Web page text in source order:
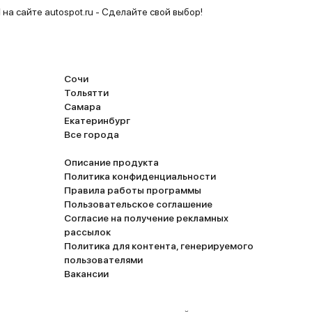
а
или
даже
на сайте autospot.ru - Сделайте свой выбор!
Сочи
Тольятти
Самара
Екатеринбург
Все города
Описание продукта
Политика конфиденциальности
Правила работы программы
Пользовательское соглашение
Согласие на получение рекламных
рассылок
Политика для контента, генерируемого
пользователями
Вакансии